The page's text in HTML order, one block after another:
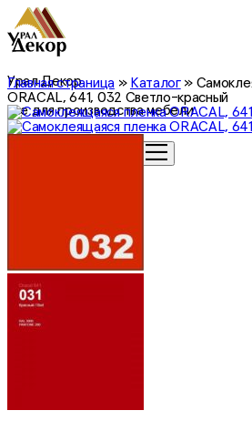
Урал Декор
все для производства мебели
Главная страница» Каталог»
ORACAL, 641, 032 Светло-красный